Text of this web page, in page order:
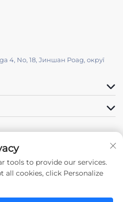
4, No, 18, Јиншан Роад, округ
нас
tools to provide our services.
all cookies, click Personalize